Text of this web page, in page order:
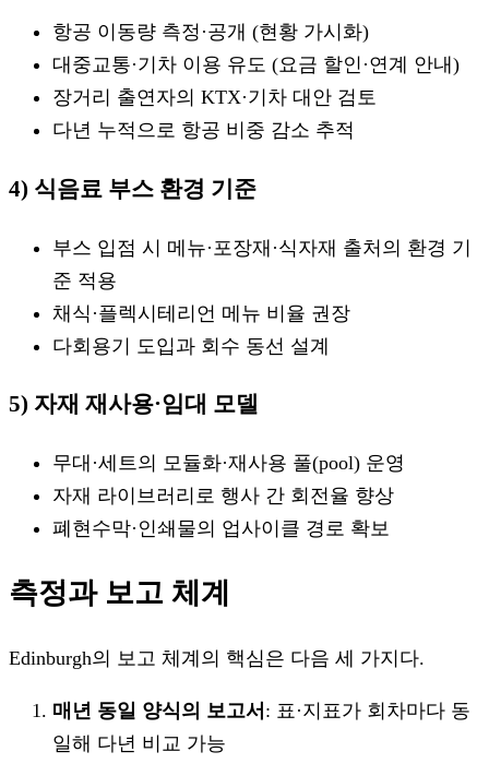
항공 이동량 측정·공개 (현황 가시화)
대중교통·기차 이용 유도 (요금 할인·연계 안내)
장거리 출연자의 KTX·기차 대안 검토
다년 누적으로 항공 비중 감소 추적
4) 식음료 부스 환경 기준
부스 입점 시 메뉴·포장재·식자재 출처의 환경 기
준 적용
채식·플렉시테리언 메뉴 비율 권장
다회용기 도입과 회수 동선 설계
5) 자재 재사용·임대 모델
무대·세트의 모듈화·재사용 풀(pool) 운영
자재 라이브러리로 행사 간 회전율 향상
폐현수막·인쇄물의 업사이클 경로 확보
측정과 보고 체계
Edinburgh의 보고 체계의 핵심은 다음 세 가지다.
매년 동일 양식의 보고서 : 표·지표가 회차마다 동
일해 다년 비교 가능